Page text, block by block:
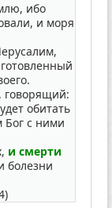
ибо
и моря
говорящий:
обитать
Бог с ними
и смерти
болезни